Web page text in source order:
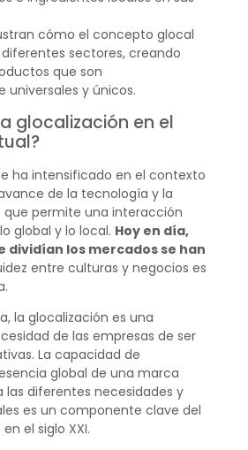
cómo el concepto glocal
sectores, creando
que son
y únicos.
glocalización en el
ha intensificado en el contexto
de la tecnología y la
permite una interacción
global y lo local. Hoy en día,
dividían los mercados se han
entre culturas y negocios es
la glocalización es una
de las empresas de ser
La capacidad de
global de una marca
las diferentes necesidades y
es un componente clave del
el siglo XXI.